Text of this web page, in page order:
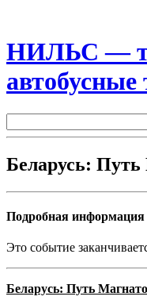
НИЛЬС —
Беларусь:
Подробная информация
Это событие
Беларусь: Путь